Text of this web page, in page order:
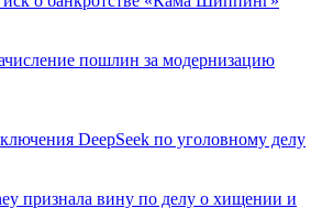
пошлин за модернизацию
DeepSeek по уголовному делу
признала вину по делу о хищении и